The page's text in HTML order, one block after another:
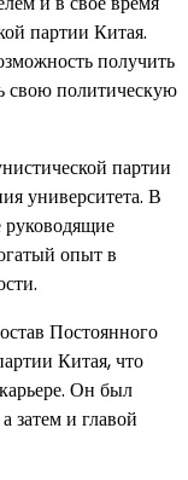
партии Китая.
получить
свою политическую
партии
университета. В
руководящие
опыт в
Постоянного
Китая, что
Он был
затем и главой